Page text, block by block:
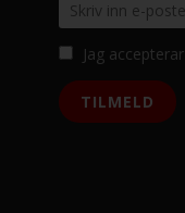
Jag accepterar